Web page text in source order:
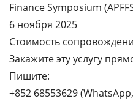
Finance Symposium
6 ноября 2025
Стоимость
Закажите эту услугу
Пишите:
+852 68553629